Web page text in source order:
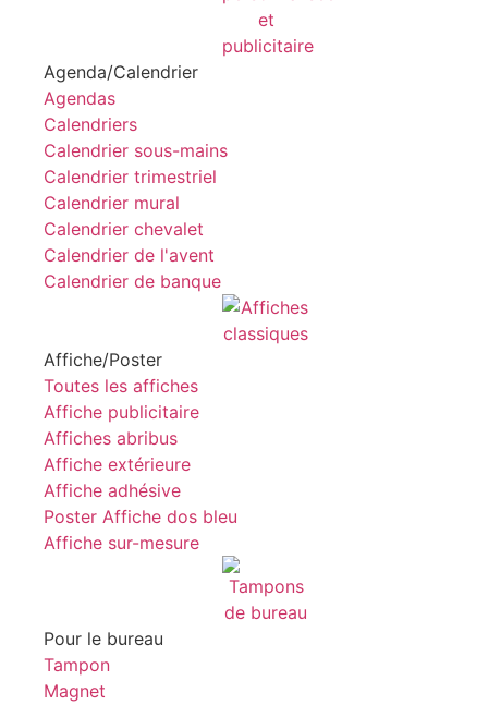
Agenda/Calendrier
Agendas
Calendriers
Calendrier sous-mains
Calendrier trimestriel
Calendrier mural
Calendrier chevalet
Calendrier de l'avent
Calendrier de banque
Affiche/Poster
Toutes les affiches
Affiche publicitaire
Affiches abribus
Affiche extérieure
Affiche adhésive
Poster Affiche dos bleu
Affiche sur-mesure
Pour le bureau
Tampon
Magnet